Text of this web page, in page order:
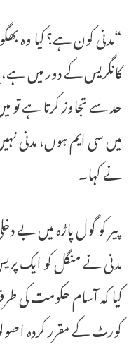
“مدنی کون ہے؟ کیا وہ
کانگریس کے دور میں
حد سے تجاوز کرتا ہے
میں سی ایم ہوں، مدنی
نے کہا۔
پیر کو گول پاڑہ میں بے
مدنی نے منگل کو ایک
کیا کہ آسام حکومت کی
کورٹ کے مقرر کردہ